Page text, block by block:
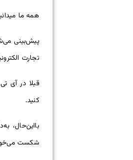
همه ما
تجارت
قبلا در آی
کنید.
شکست